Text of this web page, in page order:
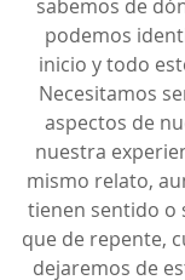
sabemos de
podemos
inicio y todo
Necesitamos
aspectos de
nuestra
mismo relato,
tienen sentido o
que de repente,
dejaremos de